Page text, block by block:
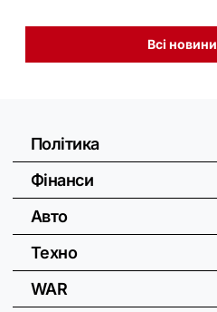
Всі новини
Політика
Фінанси
Авто
Техно
WAR